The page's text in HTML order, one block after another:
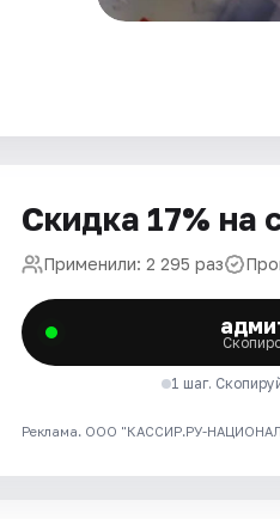
Скидка 17% на
Применили: 2 295 раз
1 шаг.
Реклама. ООО "КАССИР.РУ-